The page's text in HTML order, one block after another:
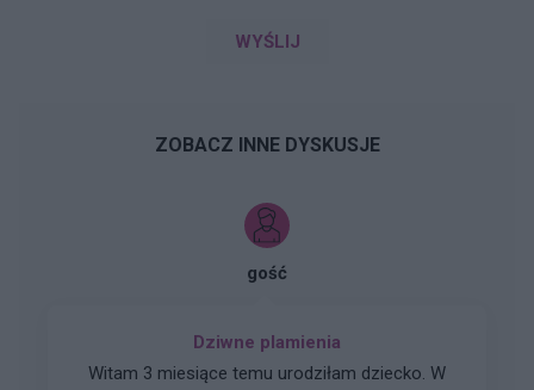
WYŚLIJ
ZOBACZ INNE DYSKUSJE
gość
Dziwne plamienia
Witam 3 miesiące temu urodziłam dziecko. W